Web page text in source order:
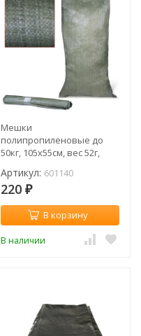
Мешки
полипропиленовые до
50кг, 105х55см, вес 52г,
пач) зеленые / 601140
Артикул: 601140
220 ₽
В корзину
В наличии